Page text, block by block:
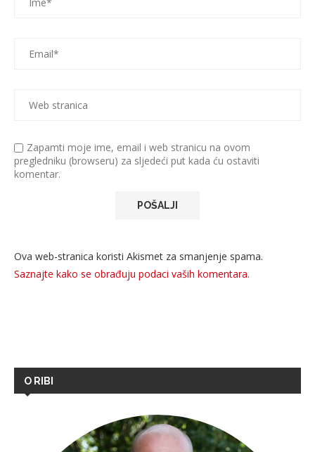
Zapamti moje ime, email i web stranicu na ovom
pregledniku (browseru) za sljedeći put kada ću ostaviti
komentar.
Ova web-stranica koristi Akismet za smanjenje spama.
Saznajte kako se obrađuju podaci vaših komentara.
O RIBI